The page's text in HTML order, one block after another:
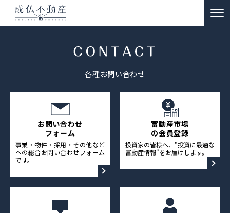
各種お問い合わせ
お問い合わせ
フォーム
事業・物件・採用・その他など
への総合お問い合わせフォーム
です。
富動産市場
の会員登録
投資家の皆様へ、"投資に最適な
富動産情報"をお届けします。
事故物件のお悩み解決
ー 特殊清掃・遺品整理
ー ご供養
販売物件情報
リノベーション物件事例